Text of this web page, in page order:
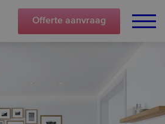
Offerte aanvraag